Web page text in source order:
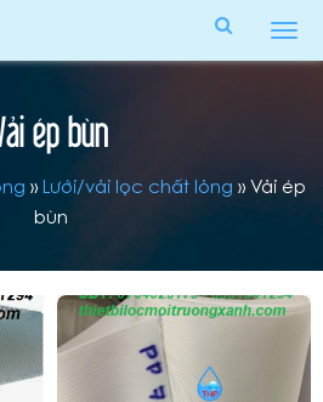
ép bùn
» Lưới/vải lọc chất lỏng » Vải ép
bùn